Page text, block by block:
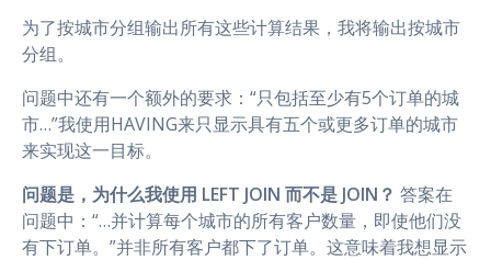
为了按城市分组输出所有这些计算结果，我将输出按城市
分组。
问题中还有一个额外的要求：“只包括至少有5个订单的城
市…”我使用HAVING来只显示具有五个或更多订单的城市
来实现这一目标。
问题是，为什么我使用 LEFT JOIN 而不是 JOIN？ 答案在
问题中：“…并计算每个城市的所有客户数量，即使他们没
有下订单。”并非所有客户都下了订单。这意味着我想显示